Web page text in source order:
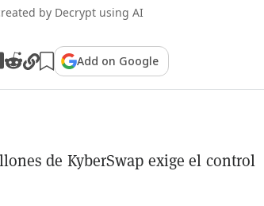
by Decrypt using AI
Add on Google
de KyberSwap exige el control